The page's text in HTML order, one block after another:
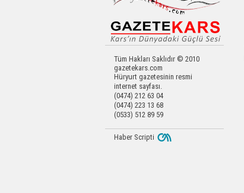
Tüm Hakları Saklıdır © 2010
gazetekars.com
Hüryurt gazetesinin resmi
internet sayfası.
(0474) 212 63 04
(0474) 223 13 68
(0533) 512 89 59
Haber Scripti